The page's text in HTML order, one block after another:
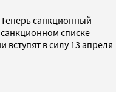
санкционный
списке
в силу 13 апреля